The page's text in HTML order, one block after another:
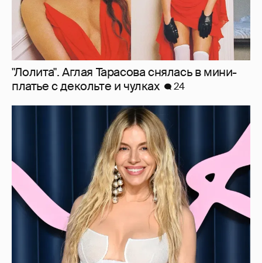
"Лолита". Аглая Тарасова снялась в мини-
платье с декольте и чулках
24